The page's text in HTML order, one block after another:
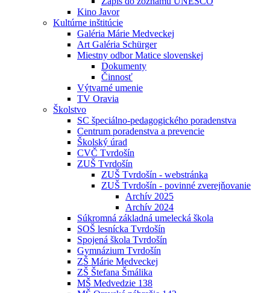
Kino Javor
Kultúrne inštitúcie
Galéria Márie Medveckej
Art Galéria Schürger
Miestny odbor Matice slovenskej
Dokumenty
Činnosť
Výtvarné umenie
TV Oravia
Školstvo
SC špeciálno-pedagogického poradenstva
Centrum poradenstva a prevencie
Školský úrad
CVČ Tvrdošín
ZUŠ Tvrdošín
ZUŠ Tvrdošín - webstránka
ZUŠ Tvrdošín - povinné zverejňovanie
Archív 2025
Archív 2024
Súkromná základná umelecká škola
SOŠ lesnícka Tvrdošín
Spojená škola Tvrdošín
Gymnázium Tvrdošín
ZŠ Márie Medveckej
ZŠ Štefana Šmálika
MŠ Medvedzie 138